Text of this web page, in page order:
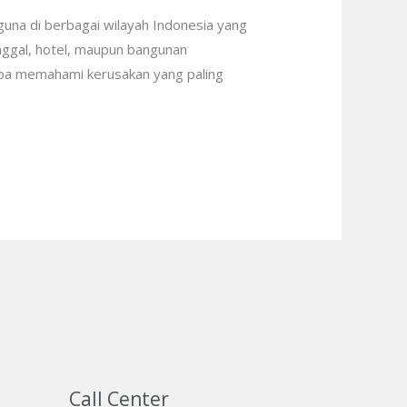
di berbagai wilayah Indonesia yang
hotel, maupun bangunan
memahami kerusakan yang paling
Call Center